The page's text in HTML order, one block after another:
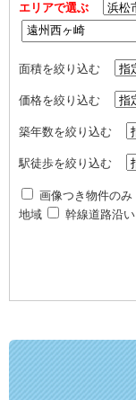
エリアで選ぶ
面積を絞り込む
価格を絞り込む
築年数を絞り込む
駅徒歩を絞り込む
画像つき物件のみ
地域
幹線道路沿い